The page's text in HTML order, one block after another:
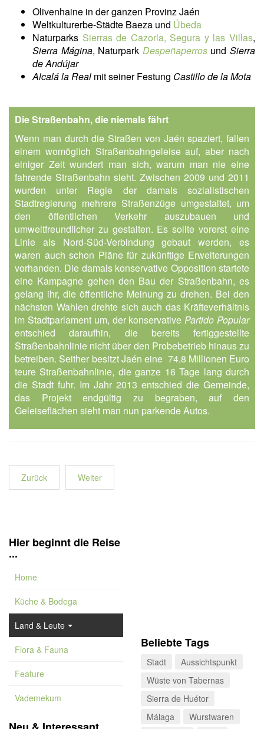
Olivenhaine in der ganzen Provinz Jaén
Weltkulturerbe-Städte Baeza und Úbeda
Naturparks Sierras de Cazorla, Segura y las Villas,
Sierra Mágina, Naturpark DespeñaperrosundSierra
de Andújar
Alcalá la Real mit seiner Festung Castillo de la Mota
Die Straßenbahn, die niemals fährt
Wenn man durch die Straßen von Jaén spaziert, fallen
einem womöglich Straßenbahngeleise auf, aber nach
einiger Zeit wundert man sich, warum man nie eine
fahrende Straßenbahn sieht. Zwischen 2009 und 2011
wurden unter Regie der damals sozialistischen
Stadtregierung mehrere Straßenzüge umgestaltet, um
den öffentlichen Verkehr auszubauen und
umweltfreundlicher zu gestalten. Es sollte vorerst eine
Linie als Nord-Süd-Verbindung gebaut werden, es
waren auch schon Pläne für zukünftige Erweiterungen
vorhanden. Die damals konservative Opposition startete
eine Kampagne gehen den Bau der Straßenbahn, es
gelang ihr, die öffentliche Meinung zu drehen. Bei den
nächsten Wahlen drehte sich auch das Kräfteverhältnis
im Stadtparlament um, der konservativePartido Popular
entschied daraufhin, die bereits fertiggestellte
Straßenbahnlinie nicht über den Probebetrieb hinaus zu
betreiben. Seither besitzt Jaén eine 74,8 Millionen Euro
teure Straßenbahnlinie, die ganze 16 Tage lang durch
die Stadt fuhr. Im Jahr 2013 entschied die Gemeinde,
das Projekt endgültig zu begraben, auf den
Geleiseflächen sieht man nun parkende Autos.
Zurück Weiter
Hier beginnt die Reise
...
Home
Küche & Bodega
Land & Leute
Flora & Fauna
Feature
Vademekum
Beliebte Tags
Stadt
Aussichtspunkt
Wüste von Tabernas
Sierra de Huétor
Málaga
Wurstwaren